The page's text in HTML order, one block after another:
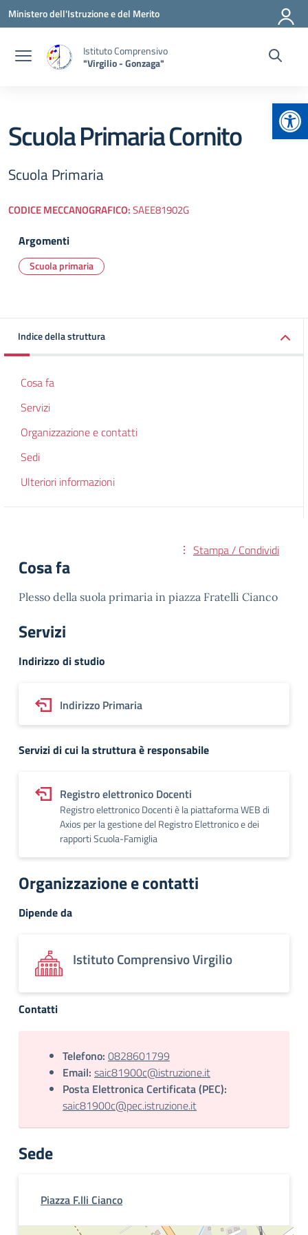
Vai ai contenuti
Vai al menu di navigazione
Vai al footer
Ministero dell'Istruzione e del Merito
Istituto Comprensivo
"Virgilio - Gonzaga"
Scuola Primaria Cornito
Scuola Primaria
CODICE MECCANOGRAFICO:SAEE81902G
Argomenti
Scuola primaria
Indice della struttura
Cosa fa
Servizi
Organizzazione e contatti
Sedi
Ulteriori informazioni
Stampa / Condividi
Cosa fa
Plesso della suola primaria in piazza Fratelli Cianco
Servizi
Indirizzo di studio
Indirizzo Primaria
Servizi di cui la struttura è responsabile
Registro elettronico Docenti
Registro elettronico Docenti è la piattaforma WEB di
Axios per la gestione del Registro Elettronico e dei
rapporti Scuola-Famiglia
Organizzazione e contatti
Dipende da
Istituto Comprensivo Virgilio
Contatti
Telefono: 0828601799
Email: saic81900c@istruzione.it
Posta Elettronica Certificata (PEC):
saic81900c@pec.istruzione.it
Sede
Piazza F.lli Cianco